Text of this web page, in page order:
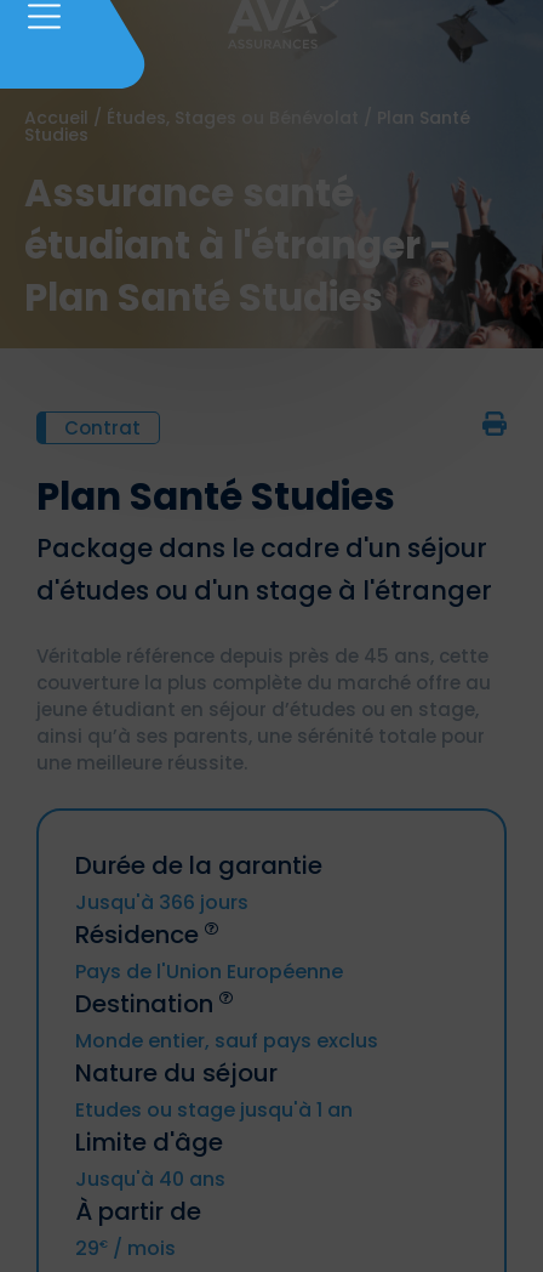
Accueil / Études, Stages ou Bénévolat Plan Santé
Studies
Assurance santé
étudiant à l'étranger -
Plan Santé Studies
Contrat
Plan Santé Studies
Package dans le cadre d'un séjour
d'études ou d'un stage à l'étranger
Véritable référence depuis près de 45 ans, cette
couverture la plus complète du marché offre au
jeune étudiant en séjour d’études ou en stage,
ainsi qu’à ses parents, une sérénité totale pour
une meilleure réussite.
Durée de la garantie
Jusqu'à 366 jours
Résidence
Allemagne, Autriche, Belgique, Bulgarie,
Chypre, Croatie, Danemark, Espagne,
Estonie, Finlande, France métropolitaine
(y compris DROM et CTOM), Grèce,
Hongrie, Irande, Italie, Lettonie, Lituanie,
Luxembourg, Malte, Pays-Bas, Pologne,
Portugal, République tchèque,
Roumanie, Slovaquie, Slovénie, Suède.
Islande, Liechtenstein, Norvège,
Pays de l'Union Européenne
Destination
Les voyages à destination ou en
provenance de la Russie, de Cuba, de
l'Iran, de la Syrie, de la Corée du Nord, des
régions ukrainiennes de Crimée, de la
République populaire de Donetsk, de la
République populaire de Lougansk ou
un voyage impliquant l'une des ces
régions.
Les résidents de l'un des pays
Monde entier, sauf pays exclus
Nature du séjour
Etudes ou stage jusqu'à 1 an
Limite d'âge
Jusqu'à 40 ans
À partir de
29€ / mois